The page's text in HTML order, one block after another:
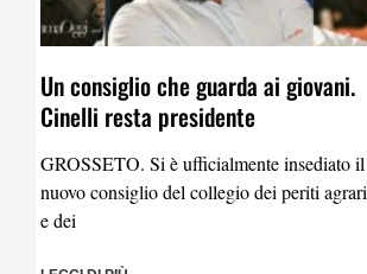
Un consiglio che guarda ai giovani.
Cinelli resta presidente
GROSSETO. Si è ufficialmente insediato il
nuovo consiglio del collegio dei periti agrari
e dei